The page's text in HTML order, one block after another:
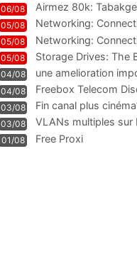
06/08
Airmez 80k:
Technologie und
05/08 Networking:
05/08
Networking:
Information
05/08
Storage Drives: The
Management
04/08
une amelioration
WIFI
04/08
Freebox Telecom
Communi
03/08 Fin canal plus
03/08 VLANs multiples sur
01/08 Free Proxi